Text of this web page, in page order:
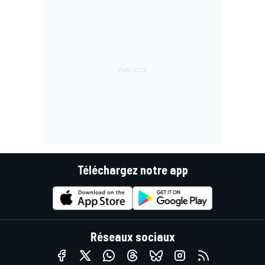
Téléchargez notre app
Réseaux sociaux